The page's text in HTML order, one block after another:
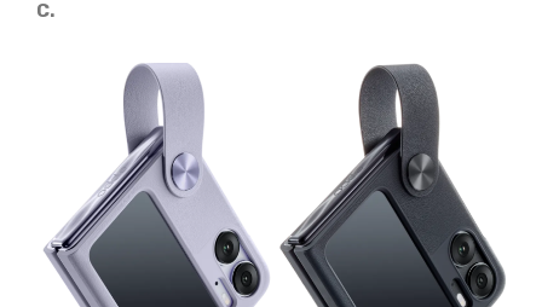
C.